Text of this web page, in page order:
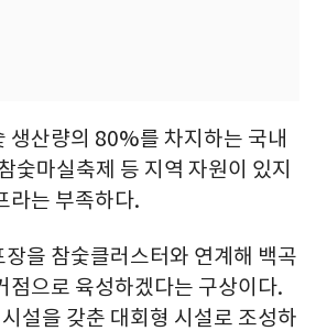
생산량의 80%를 차지하는 국내
숯마실축제 등 지역 자원이 있지
라는 부족하다.
을 참숯클러스터와 연계해 백곡
점으로 육성하겠다는 구상이다.
설을 갖춘 대회형 시설로 조성하